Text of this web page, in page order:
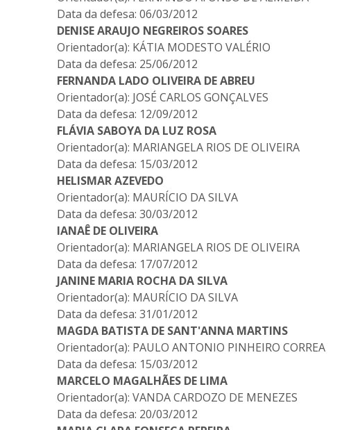
Data da defesa: 06/03/2012
DENISE ARAUJO NEGREIROS SOARES
Orientador(a): KÁTIA MODESTO VALÉRIO
Data da defesa: 25/06/2012
FERNANDA LADO OLIVEIRA DE ABREU
Orientador(a): JOSÉ CARLOS GONÇALVES
Data da defesa: 12/09/2012
FLÁVIA SABOYA DA LUZ ROSA
Orientador(a): MARIANGELA RIOS DE OLIVEIRA
Data da defesa: 15/03/2012
HELISMAR AZEVEDO
Orientador(a): MAURÍCIO DA SILVA
Data da defesa: 30/03/2012
IANAÊ DE OLIVEIRA
Orientador(a): MARIANGELA RIOS DE OLIVEIRA
Data da defesa: 17/07/2012
JANINE MARIA ROCHA DA SILVA
Orientador(a): MAURÍCIO DA SILVA
Data da defesa: 31/01/2012
MAGDA BATISTA DE SANT'ANNA MARTINS
Orientador(a): PAULO ANTONIO PINHEIRO CORREA
Data da defesa: 15/03/2012
MARCELO MAGALHÃES DE LIMA
Orientador(a): VANDA CARDOZO DE MENEZES
Data da defesa: 20/03/2012